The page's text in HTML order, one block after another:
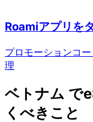
Roamiアプリを
プロモーションコー
理
ベトナム で
くべきこと